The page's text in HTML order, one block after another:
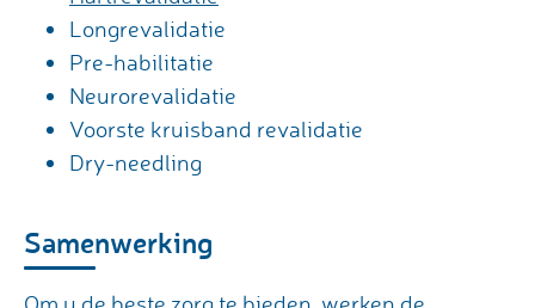
Longrevalidatie
Pre-habilitatie
Neurorevalidatie
Voorste kruisband revalidatie
Dry-needling
Samenwerking